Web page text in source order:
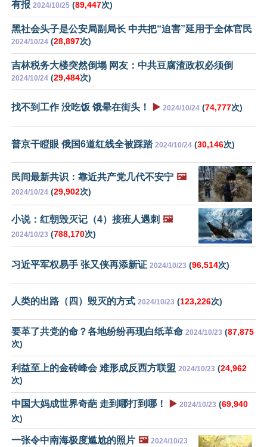
有报 2024/10/25 (89,447次)
黑社会头子是公安局副局长 中共把“迫害”延用于全体官民
2024/10/24 (28,897次)
吉林税务大楼突然倒塌 网友：中共豆腐渣政权必须倒
2024/10/24 (29,484次)
找不到工作 没吃饭 饿晕在街头！ ▶️ 2024/10/24 (74,777次)
普京干瞪眼 俄国6道红线全被踩踏 2024/10/24 (30,146次)
民间最新共识：靠近共产党几代不安宁 🖼️
2024/10/24 (29,902次)
小说：红朝毁灭记（4）接班人遇刺 🖼️
2024/10/23 (788,170次)
习近平军权易手 张又侠再添新证 2024/10/23 (96,514次)
人类的出路（四）毁灭的方式 2024/10/23 (123,226次)
要革了共党的命？各地纷纷再现白纸革命 2024/10/23 (87,875
次)
利益至上的金砖峰会 难形成反西方联盟 2024/10/23 (24,962
次)
中国大妈成世界奇葩 走到哪打到哪！ ▶️ 2024/10/23 (69,940
次)
一张令中南海极度尴尬的照片 🖼️ 2024/10/23